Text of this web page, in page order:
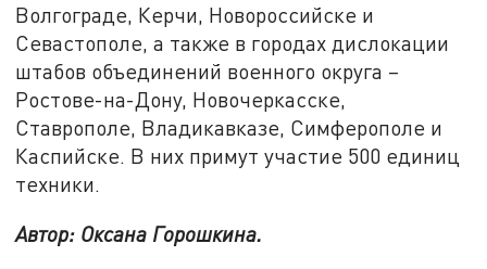
Волгограде, Керчи, Новороссийске и
Севастополе, а также в городах дислокации
штабов объединений военного округа –
Ростове-на-Дону, Новочеркасске,
Ставрополе, Владикавказе, Симферополе и
Каспийске. В них примут участие 500 единиц
техники.
Автор: Оксана Горошкина.